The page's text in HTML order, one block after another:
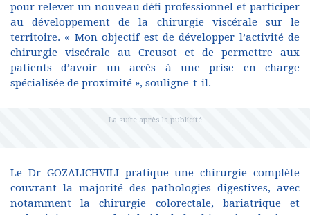
pour relever un nouveau défi professionnel et participer
au développement de la chirurgie viscérale sur le
territoire. « Mon objectif est de développer l’activité de
chirurgie viscérale au Creusot et de permettre aux
patients d’avoir un accès à une prise en charge
spécialisée de proximité », souligne-t-il.
Le Dr GOZALICHVILI pratique une chirurgie complète
couvrant la majorité des pathologies digestives, avec
notamment la chirurgie colorectale, bariatrique et